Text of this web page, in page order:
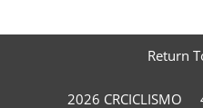
Return
2026 CRCICLISMO